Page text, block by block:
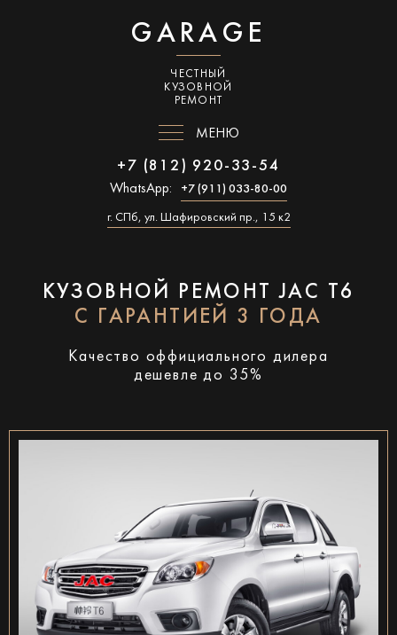
GARAGE
ЧЕСТНЫЙ
КУЗОВНОЙ
РЕМОНТ
МЕНЮ
+7 (812) 920-33-54
WhatsApp: +7 (911) 033-80-00
г. СПб, ул. Шафировский пр., 15 к2
КУЗОВНОЙ РЕМОНТ JAC T6
С ГАРАНТИЕЙ 3 ГОДА
Качество оффициального дилера
дешевле до 35%